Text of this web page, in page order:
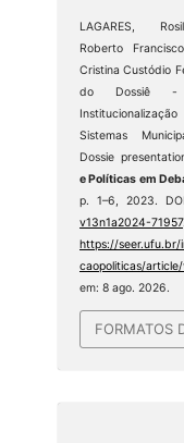
LAGARES,
Roberto
Cristina Custódio
do Dossiê -
Sistemas
Dossie
e Políticas em
p. 1–6, 2023.
v13n1a2024-71957
https://seer.ufu.br/
caopoliticas/
em: 8 ago. 2026.
FORMATOS